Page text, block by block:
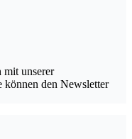
mit unserer
können den Newsletter